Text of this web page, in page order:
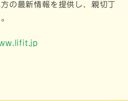
の最新情報を提供し、親切丁